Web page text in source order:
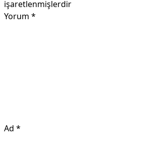
işaretlenmişlerdir
Yorum *
Ad *